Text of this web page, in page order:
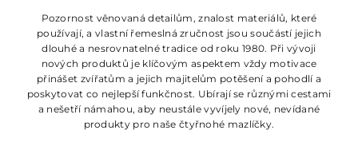
Pozornost věnovaná detailům, znalost materiálů, které
používají, a vlastní řemeslná zručnost jsou součástí jejich
dlouhé a nesrovnatelné tradice od roku 1980. Při vývoji
nových produktů je klíčovým aspektem vždy motivace
přinášet zvířatům a jejich majitelům potěšení a pohodlí a
poskytovat co nejlepší funkčnost. Ubírají se různými cestami
a nešetří námahou, aby neustále vyvíjely nové, nevídané
produkty pro naše čtyřnohé mazlíčky.